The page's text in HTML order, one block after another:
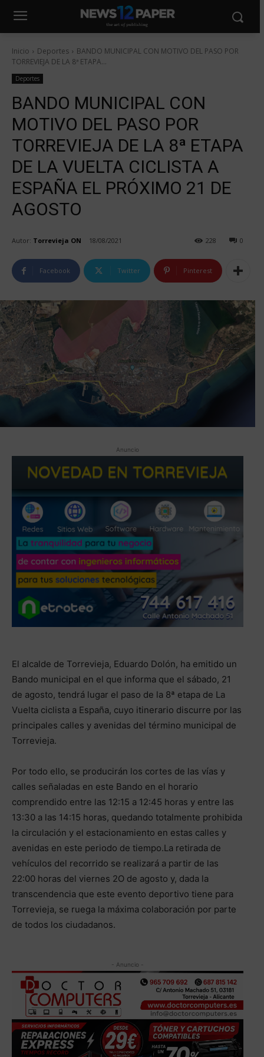
Inicio Deportes
BANDO MUNICIPAL CON MOTIVO DEL PASO POR
TORREVIEJA DE LA 8ª ETAPA...
Deportes
BANDO MUNICIPAL CON
MOTIVO DEL PASO POR
TORREVIEJA DE LA 8ª ETAPA
DE LA VUELTA CICLISTA A
ESPAÑA EL PRÓXIMO 21 DE
AGOSTO
Autor: Torrevieja ON 18/08/2021 0
228
Facebook Twitter Pinterest
Anuncio
El alcalde de Torrevieja, Eduardo Dolón, ha emitido un
Bando municipal en el que informa que el sábado, 21
de agosto, tendrá lugar el paso de la 8ª etapa de La
Vuelta ciclista a España, cuyo itinerario discurre por las
principales calles y avenidas del término municipal de
Torrevieja.
Por todo ello, se producirán los cortes de las vías y
calles señaladas en este Bando en el horario
comprendido entre las 12:15 a 12:45 horas y entre las
13:30 a las 14:15 horas, quedando totalmente prohibida
la circulación y el estacionamiento en estas calles y
avenidas en este periodo de tiempo.La retirada de
vehículos del recorrido se realizará a partir de las
22:00 horas del viernes 2O de agosto y, dada la
transcendencia que este evento deportivo tiene para
Torrevieja, se ruega la máxima colaboración por parte
de todos los ciudadanos.
- Anuncio -